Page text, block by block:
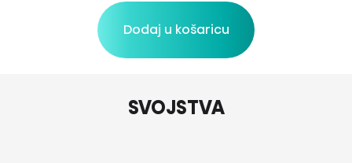
Dodaj u košaricu
SVOJSTVA